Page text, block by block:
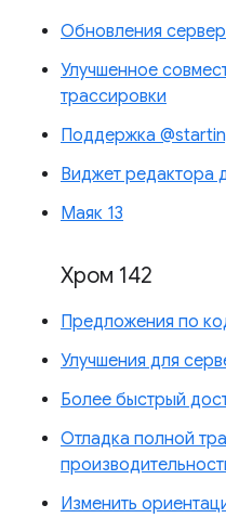
Обновления
Улучшенное
трассировки
Поддержка
Виджет редактора
Маяк 13
Хром 142
Предложения по
Улучшения для
Более быстрый
Отладка полной
Изменить